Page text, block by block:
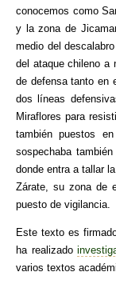
conocemos como
y la zona de
medio del
del ataque chileno a
de defensa tanto en
dos líneas
Miraflores para
también puestos
sospechaba
donde entra a tallar
Zárate, su zona de
puesto de vigilancia.
Este texto es
ha realizado
varios textos